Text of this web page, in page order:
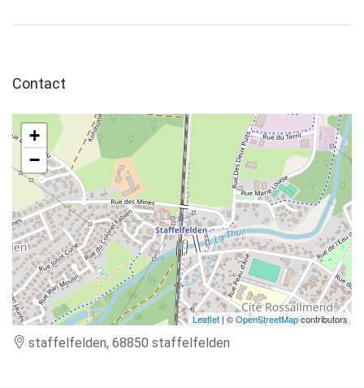
Contact
+
−
Leaflet | ©OpenStreetMapcontributors
staffelfelden, 68850 staffelfelden